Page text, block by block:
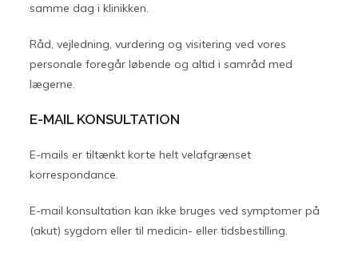
samme dag i klinikken.
Råd, vejledning, vurdering og visitering ved vores
personale foregår løbende og altid i samråd med
lægerne.
E-MAIL KONSULTATION
E-mails er tiltænkt korte helt velafgrænset
korrespondance.
E-mail konsultation kan ikke bruges ved symptomer på
(akut) sygdom eller til medicin- eller tidsbestilling.